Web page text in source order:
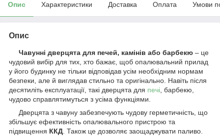
Опис Характеристики Доставка Оплата Умови
Опис
Чавунні дверцята для печей, камінів або барбекю – це
чудовий вибір для тих, хто бажає, щоб опалювальний прилад
у його будинку не тільки відповідав усім необхідним нормам
безпеки, але й виглядав стильно та оригінально. Навіть після
десятиліть експлуатації, такі дверцята для печі, барбекю,
чудово справлятимуться з усіма функціями.
Дверцята з чавуну забезпечують чудову герметичність, що
збільшує ефективність опалювального пристрою та
підвищення ККД. Також це дозволяє заощаджувати паливо.